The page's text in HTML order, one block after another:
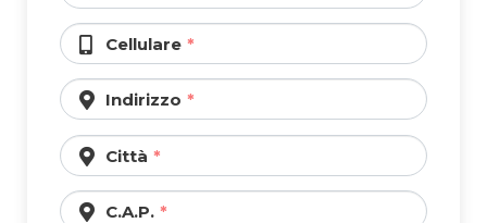
Cellulare
Indirizzo
Città
C.A.P.